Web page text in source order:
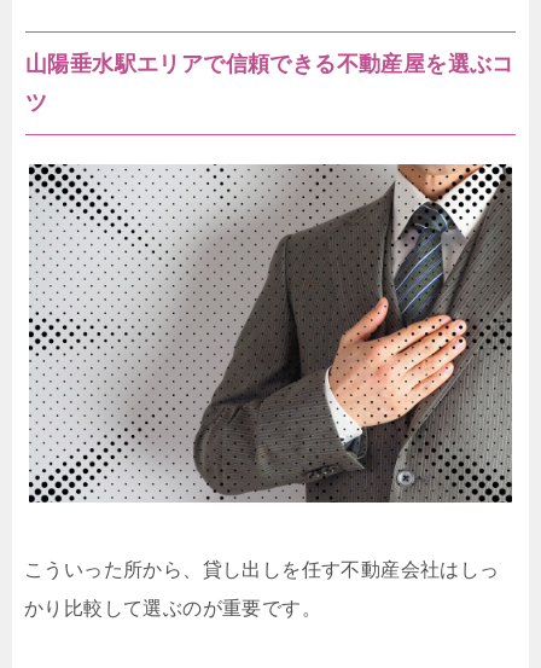
山陽垂水駅エリアで信頼できる不動産屋を選ぶコ
ツ
こういった所から、貸し出しを任す不動産会社はしっ
かり比較して選ぶのが重要です。